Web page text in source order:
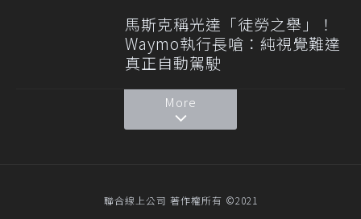
馬斯克稱光達「徒勞之舉」！
Waymo執行長嗆：純視覺難達
真正自動駕駛
More
聯合線上公司 著作權所有 ©2021